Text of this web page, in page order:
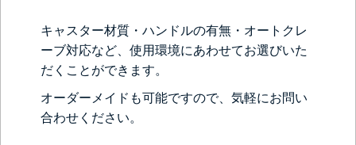
キャスター材質・ハンドルの有無・オートクレ
ーブ対応など、使用環境にあわせてお選びいた
だくことができます。
オーダーメイドも可能ですので、気軽にお問い
合わせください。